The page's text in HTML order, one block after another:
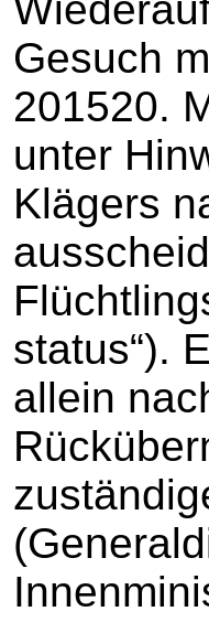
Gesuch
201520.
unter
Klägers
status“).
allein